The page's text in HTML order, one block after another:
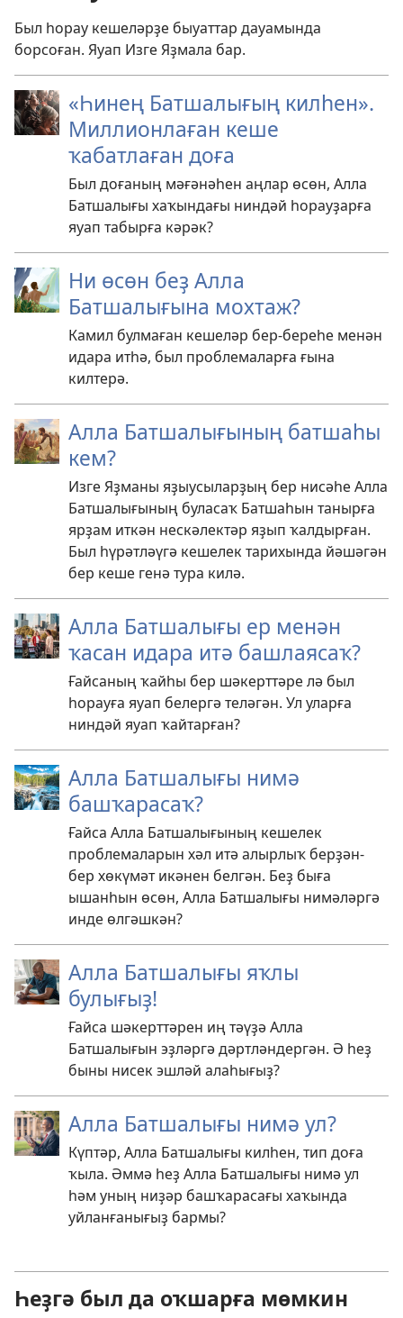
Был һорау кешеләрҙе быуаттар дауамында
борсоған. Яуап Изге Яҙмала бар.
«Һинең Батшалығың килһен».
Миллионлаған кеше
ҡабатлаған доға
Был доғаның мәғәнәһен аңлар өсөн, Алла
Батшалығы хаҡындағы ниндәй һорауҙарға
яуап табырға кәрәк?
Ни өсөн беҙ Алла
Батшалығына мохтаж?
Камил булмаған кешеләр бер-береһе менән
идара итһә, был проблемаларға ғына
килтерә.
Алла Батшалығының батшаһы
кем?
Изге Яҙманы яҙыусыларҙың бер нисәһе Алла
Батшалығының буласаҡ Батшаһын танырға
ярҙам иткән нескәлектәр яҙып ҡалдырған.
Был һүрәтләүгә кешелек тарихында йәшәгән
бер кеше генә тура килә.
Алла Батшалығы ер менән
ҡасан идара итә башлаясаҡ?
Ғайсаның ҡайһы бер шәкерттәре лә был
һорауға яуап белергә теләгән. Ул уларға
ниндәй яуап ҡайтарған?
Алла Батшалығы нимә
башҡарасаҡ?
Ғайса Алла Батшалығының кешелек
проблемаларын хәл итә алырлыҡ берҙән-
бер хөкүмәт икәнен белгән. Беҙ быға
ышанһын өсөн, Алла Батшалығы нимәләргә
инде өлгәшкән?
Алла Батшалығы яҡлы
булығыҙ!
Ғайса шәкерттәрен иң тәүҙә Алла
Батшалығын эҙләргә дәртләндергән. Ә һеҙ
быны нисек эшләй алаһығыҙ?
Алла Батшалығы нимә ул?
Күптәр, Алла Батшалығы килһен, тип доға
ҡыла. Әммә һеҙ Алла Батшалығы нимә ул
һәм уның ниҙәр башҡарасағы хаҡында
уйланғанығыҙ бармы?
Һеҙгә был да оҡшарға мөмкин